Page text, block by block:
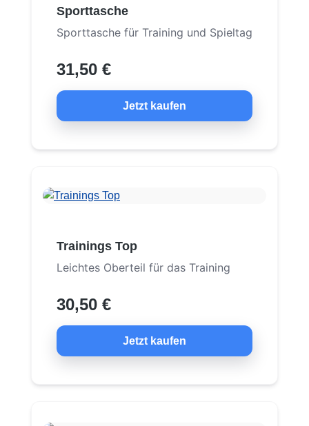
Sporttasche
Sporttasche für Training und Spieltag
31,50 €
Jetzt kaufen
Trainings Top
Leichtes Oberteil für das Training
30,50 €
Jetzt kaufen